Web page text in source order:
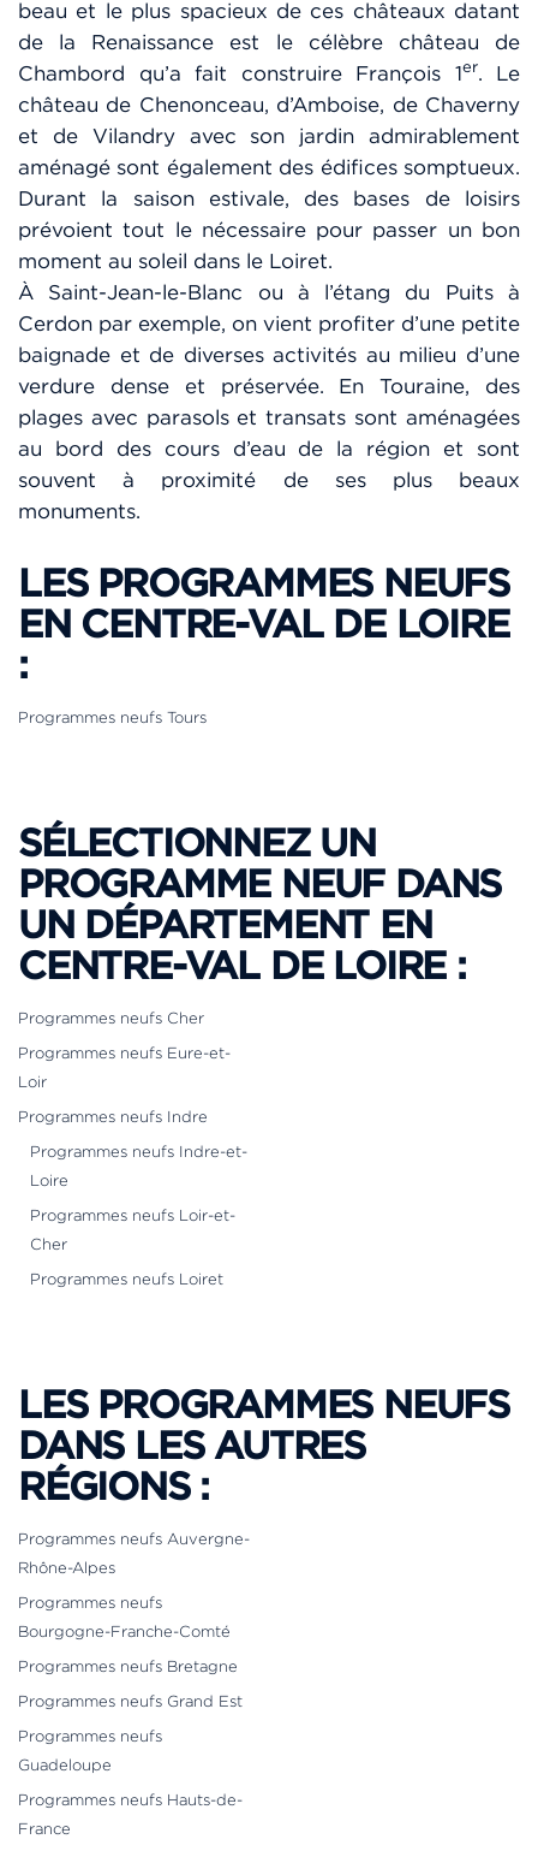
beau et le plus spacieux de ces châteaux datant
de la Renaissance est le célèbre château de
Chambord qu’a fait construire François 1er. Le
château de Chenonceau, d’Amboise, de Chaverny
et de Vilandry avec son jardin admirablement
aménagé sont également des édifices somptueux.
Durant la saison estivale, des bases de loisirs
prévoient tout le nécessaire pour passer un bon
moment au soleil dans le Loiret.
À Saint-Jean-le-Blanc ou à l’étang du Puits à
Cerdon par exemple, on vient profiter d’une petite
baignade et de diverses activités au milieu d’une
verdure dense et préservée. En Touraine, des
plages avec parasols et transats sont aménagées
au bord des cours d’eau de la région et sont
souvent à proximité de ses plus beaux
monuments.
LES PROGRAMMES NEUFS
EN CENTRE-VAL DE LOIRE
:
Programmes neufs Tours
SÉLECTIONNEZ UN
PROGRAMME NEUF DANS
UN DÉPARTEMENT EN
CENTRE-VAL DE LOIRE :
Programmes neufs Cher
Programmes neufs Eure-et-
Loir
Programmes neufs Indre
Programmes neufs Indre-et-
Loire
Programmes neufs Loir-et-
Cher
Programmes neufs Loiret
LES PROGRAMMES NEUFS
DANS LES AUTRES
RÉGIONS :
Programmes neufs Auvergne-
Rhône-Alpes
Programmes neufs
Bourgogne-Franche-Comté
Programmes neufs Bretagne
Programmes neufs Grand Est
Programmes neufs
Guadeloupe
Programmes neufs Hauts-de-
France